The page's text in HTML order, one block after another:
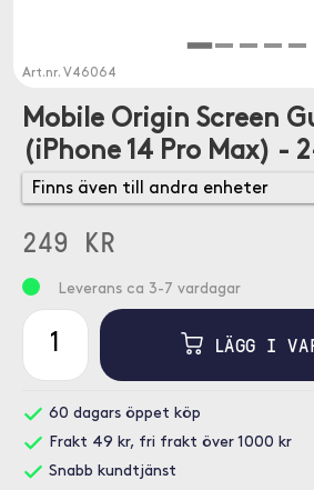
Art.nr. V46064
Mobile Origin Screen
(iPhone 14 Pro Max) -
249 KR
Leverans ca 3-7 vardagar
LÄGG I
60 dagars öppet köp
Frakt 49 kr, fri frakt över 1000 kr
Snabb kundtjänst